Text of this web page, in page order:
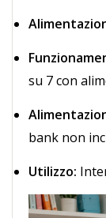
su 7 con
bank non
Utilizzo: